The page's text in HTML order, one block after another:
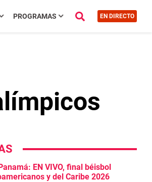
PROGRAMAS EN DIRECTO
EN VIVO, final béisbol
y del Caribe 2026